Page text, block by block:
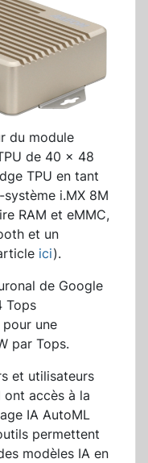
du module
de 40 x 48
TPU en tant
système i.MX 8M
RAM et eMMC,
et un
ici).
de Google
Tops
une
par Tops.
et utilisateurs
ont accès à la
IA AutoML
permettent
modèles IA en